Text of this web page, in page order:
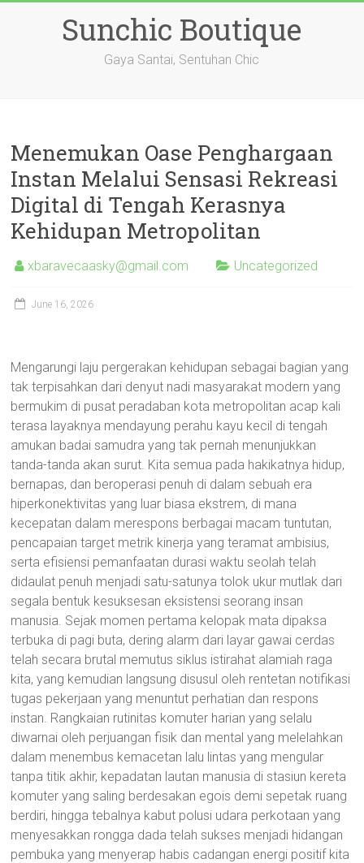
Sunchic Boutique
Gaya Santai, Sentuhan Chic
Menemukan Oase Penghargaan
Instan Melalui Sensasi Rekreasi
Digital di Tengah Kerasnya
Kehidupan Metropolitan
xbaravecaasky@gmail.com Uncategorized
June 16, 2026
Mengarungi laju pergerakan kehidupan sebagai bagian yang
tak terpisahkan dari denyut nadi masyarakat modern yang
bermukim di pusat peradaban kota metropolitan acap kali
terasa layaknya mendayung perahu kayu kecil di tengah
amukan badai samudra yang tak pernah menunjukkan
tanda-tanda akan surut. Kita semua pada hakikatnya hidup,
bernapas, dan beroperasi penuh di dalam sebuah era
hiperkonektivitas yang luar biasa ekstrem, di mana
kecepatan dalam merespons berbagai macam tuntutan,
pencapaian target metrik kinerja yang teramat ambisius,
serta efisiensi pemanfaatan durasi waktu seolah telah
didaulat penuh menjadi satu-satunya tolok ukur mutlak dari
segala bentuk kesuksesan eksistensi seorang insan
manusia. Sejak momen pertama kelopak mata dipaksa
terbuka di pagi buta, dering alarm dari layar gawai cerdas
telah secara brutal memutus siklus istirahat alamiah raga
kita, yang kemudian langsung disusul oleh rentetan notifikasi
tugas pekerjaan yang menuntut perhatian dan respons
instan. Rangkaian rutinitas komuter harian yang selalu
diwarnai oleh perjuangan fisik dan mental yang melelahkan
dalam menembus kemacetan lalu lintas yang mengular
tanpa titik akhir, kepadatan lautan manusia di stasiun kereta
komuter yang saling berdesakan egois demi sepetak ruang
berdiri, hingga tebalnya kabut polusi udara perkotaan yang
menyesakkan rongga dada telah sukses menjadi hidangan
pembuka yang menyerap habis cadangan energi positif kita